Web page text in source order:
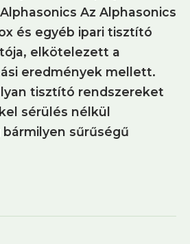
Az Alphasonics
és egyéb ipari tisztító
elkötelezett a
eredmények mellett.
tisztító rendszereket
sérülés nélkül
sűrűségű